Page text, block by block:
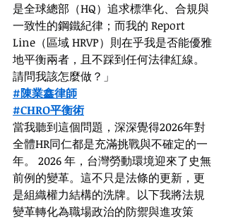
是全球總部（HQ）追求標準化、合規與
一致性的鋼鐵紀律；而我的 Report
Line（區域 HRVP）則在乎我是否能優雅
地平衡兩者，且不踩到任何法律紅線。
請問我該怎麼做？」
#陳業鑫律師
#CHRO平衡術
當我聽到這個問題，深深覺得2026年對
全體HR同仁都是充滿挑戰與不確定的一
年。 2026 年，台灣勞動環境迎來了史無
前例的變革。這不只是法條的更新，更
是組織權力結構的洗牌。以下我將法規
變革轉化為職場政治的防禦與進攻策